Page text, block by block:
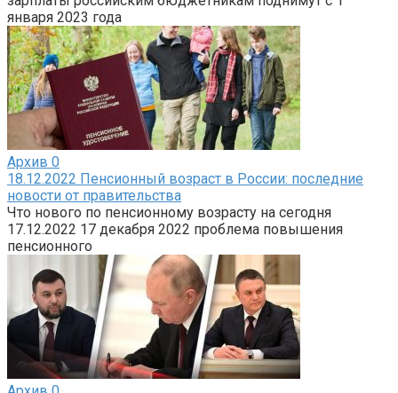
января 2023 года
Архив 0
18.12.2022 Пенсионный возраст в России: последние
новости от правительства
Что нового по пенсионному возрасту на сегодня
17.12.2022 17 декабря 2022 проблема повышения
пенсионного